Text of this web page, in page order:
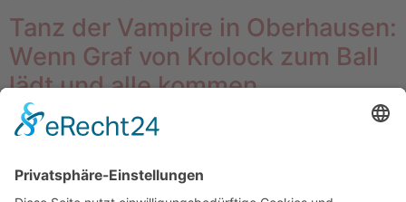
Tanz der Vampire in Oberhausen:
Wenn Graf von Krolock zum Ball
lädt und alle kommen